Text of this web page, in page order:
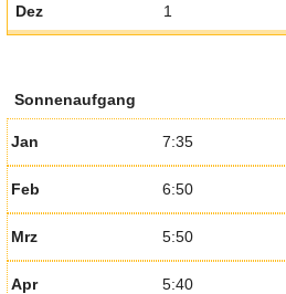
Dez 1
Sonnenaufgang
Jan 7:35
Feb 6:50
Mrz 5:50
Apr 5:40